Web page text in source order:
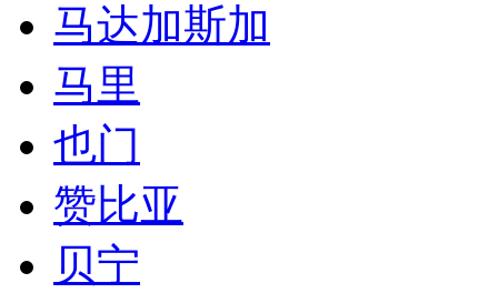
马达加斯加
马里
也门
赞比亚
贝宁